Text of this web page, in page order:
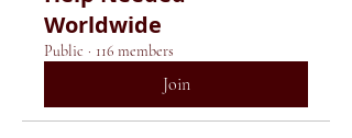
Worldwide
Public · 116 members
Join